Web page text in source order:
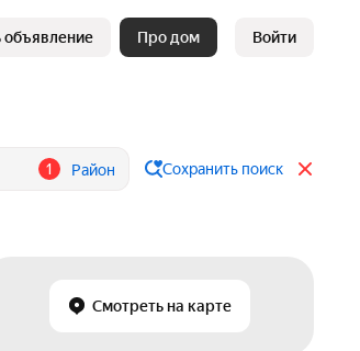
объявление Про дом Войти
1 Район Сохранить поиск
Смотреть на карте